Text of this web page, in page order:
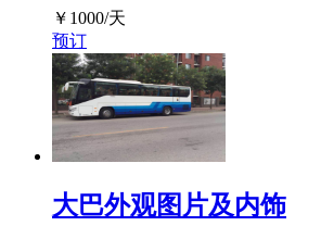
￥ 1000/天
预订
大巴外观图片及内饰